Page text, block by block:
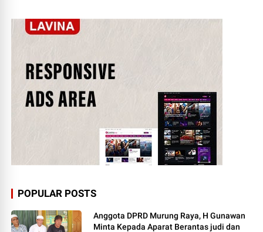
POPULAR POSTS
Anggota DPRD Murung Raya, H Gunawan
Minta Kepada Aparat Berantas judi dan